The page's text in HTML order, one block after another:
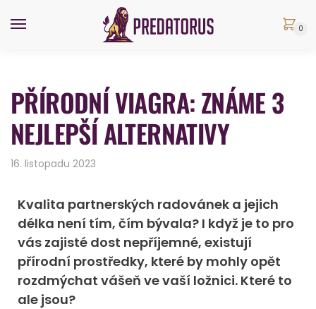
0
PŘÍRODNÍ VIAGRA: ZNÁME 3
NEJLEPŠÍ ALTERNATIVY
16. listopadu 2023
Kvalita partnerských radovánek a jejich
délka není tím, čím bývala? I když je to pro
vás zajisté dost nepříjemné, existují
přírodní prostředky, které by mohly opět
rozdmýchat vášeň ve vaší ložnici. Které to
ale jsou?